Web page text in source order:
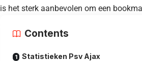
is het sterk aanbevolen om een
Contents
Statistieken Psv Ajax